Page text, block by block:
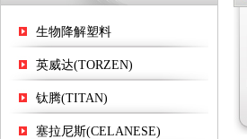
生物降解塑料
英威达(TORZEN)
钛腾(TITAN)
塞拉尼斯(CELANESE)